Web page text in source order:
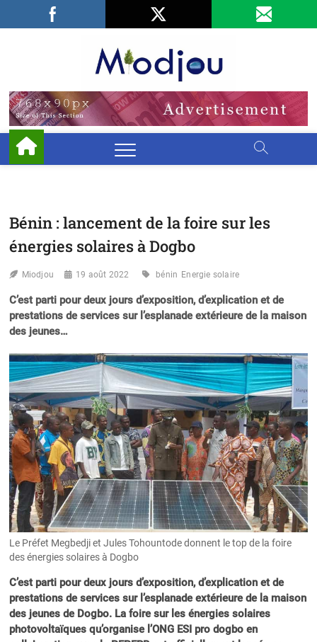
Facebook
LinkedIn
Bénin : lancement de la foire sur les
énergies solaires à Dogbo
Miodjou 19 août 2022 bénin Energie solaire
C’est parti pour deux jours d’exposition, d’explication et de
prestations de services sur l’esplanade extérieure de la maison
des jeunes…
Le Préfet Megbedji et Jules Tohountode donnent le top de la foire
des énergies solaires à Dogbo
C’est parti pour deux jours d’exposition, d’explication et de
prestations de services sur l’esplanade extérieure de la maison
des jeunes de Dogbo. La foire sur les énergies solaires
photovoltaïques qu’organise l’ONG ESI pro dogbo en